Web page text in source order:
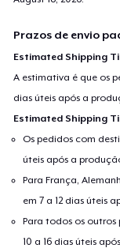
Prazos de envio
Estimated Shipping
A estimativa é que os
dias úteis após a
Estimated Shipping
Os pedidos com
úteis após a
Para França,
em 7 a 12 dias úteis
Para todos os outros
10 a 16 dias úteis